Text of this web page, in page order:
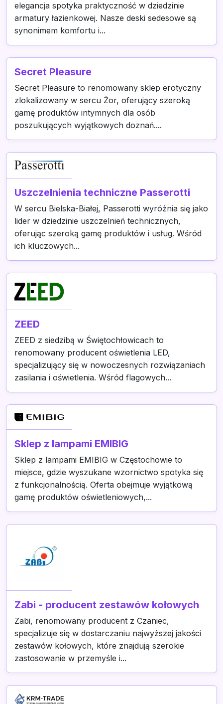
elegancja spotyka praktyczność w dziedzinie
armatury łazienkowej. Nasze deski sedesowe są
synonimem komfortu i...
Secret Pleasure
Secret Pleasure to renomowany sklep erotyczny
zlokalizowany w sercu Żor, oferujący szeroką
gamę produktów intymnych dla osób
poszukujących wyjątkowych doznań....
Uszczelnienia techniczne Passerotti
W sercu Bielska-Białej, Passerotti wyróżnia się jako
lider w dziedzinie uszczelnień technicznych,
oferując szeroką gamę produktów i usług. Wśród
ich kluczowych...
ZEED
ZEED z siedzibą w Świętochłowicach to
renomowany producent oświetlenia LED,
specjalizujący się w nowoczesnych rozwiązaniach
zasilania i oświetlenia. Wśród flagowych...
Sklep z lampami EMIBIG
Sklep z lampami EMIBIG w Częstochowie to
miejsce, gdzie wyszukane wzornictwo spotyka się
z funkcjonalnością. Oferta obejmuje wyjątkową
gamę produktów oświetleniowych,...
Zabi - producent zestawów kołowych
Zabi, renomowany producent z Czaniec,
specjalizuje się w dostarczaniu najwyższej jakości
zestawów kołowych, które znajdują szerokie
zastosowanie w przemyśle i...